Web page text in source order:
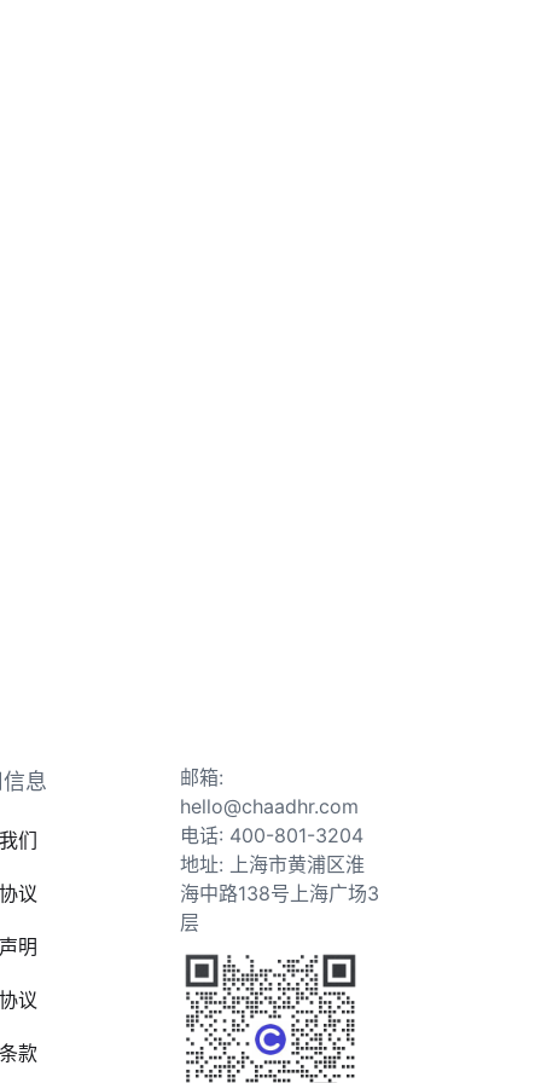
息
们
议
明
议
款
邮箱:
hello@chaadhr.com
电话: 400-801-3204
地址: 上海市黄浦区淮
海中路138号上海广场3
层